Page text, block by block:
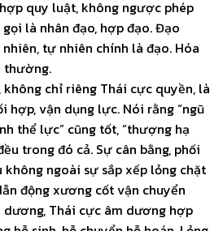
quy luật, không ngược phép
là nhân đạo, hợp đạo. Đạo
tự nhiên chính là đạo. Hóa
thường.
chỉ riêng Thái cực quyền, là
hợp, vận dụng lực. Nói rằng “ngũ
thể lực” cũng tốt, “thượng hạ
trong đó cả. Sự cân bằng, phối
không ngoài sự sắp xếp lỏng chặt
động xương cốt vận chuyển
dương, Thái cực âm dương hợp